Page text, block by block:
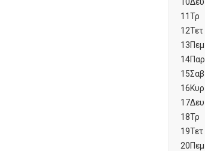
11Τρ
12Τετ
13Πεμ
14Παρ
15Σαβ
16Κυρ
17Δευ
18Τρ
19Τετ
20Πεμ